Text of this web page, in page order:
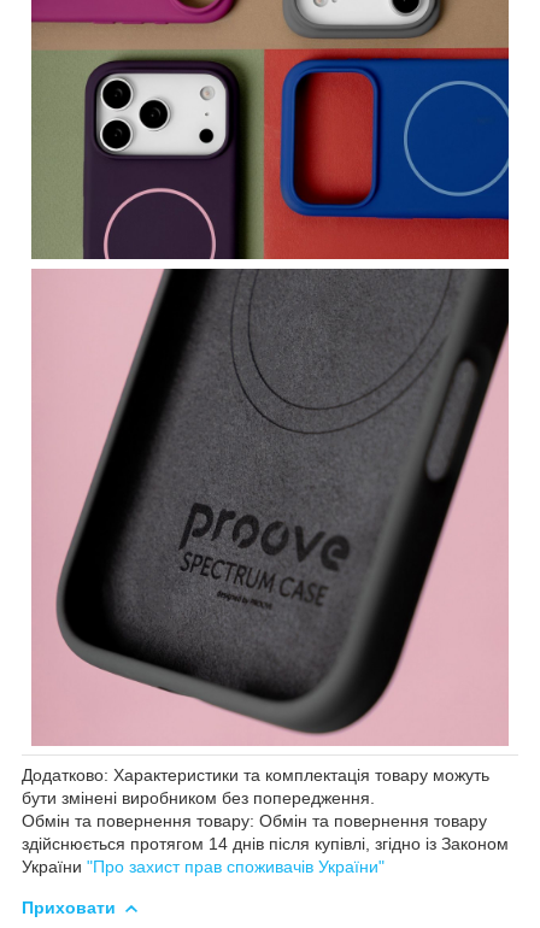
Додатково: Характеристики та комплектація товару можуть
бути змінені виробником без попередження.
Обмін та повернення товару: Обмін та повернення товару
здійснюється протягом 14 днів після купівлі, згідно із Законом
України "Про захист прав споживачів України"
Приховати